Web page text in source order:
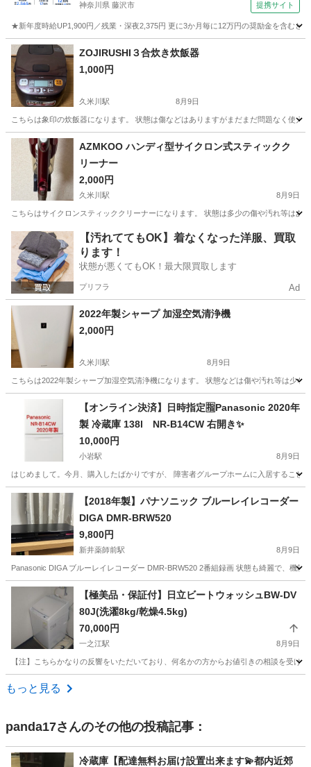
神奈川県 藤沢市 提携サイト
★新年度時給UP1,900円／残業・深夜2,375円 更に3か月毎に12万円の奨励金を含む
神奈川 藤沢市 ZOJIRUSHI３合炊き炊飯器
1,000円
久米川駅 8月9日
こちらは象印の炊飯器になります。 状態は傷などはありますがまだまだ問題なく使
東京 東村山市 キッチン家電
AZMKOO ハンディ型サイクロン式スティックク
リーナー
2,000円
久米川駅 8月9日
こちらはサイクロンスティッククリーナーになります。 状態は多少の傷や汚れ等は
東京 東村山市 久米川駅 生活家電
【汚れててもOK】着なくなった洋服、買取
ります！
状態が悪くてもOK！最大限買取します
プリフラ Ad
2022年製シャープ 加湿空気清浄機
2,000円
久米川駅 8月9日
こちらは2022年製シャープ加湿空気清浄機になります。 状態などは傷や汚れ等は少
東村山市 久米川駅 季節、空調家電
【オンライン決済】日時指定🈯️Panasonic 2020年
製 冷蔵庫 138l NR-B14CW 右開き✨️
10,000円
小岩駅 8月9日
はじめまして。今月、購入したばかりですが、 障害者グループホームに入居するこ
東京 江戸川区 小岩駅 キッチン家電
【2018年製】パナソニック ブルーレイレコーダー
DIGA DMR-BRW520
9,800円
新井薬師前駅 8月9日
Panasonic DIGA ブルーレイレコーダー DMR-BRW520 2番組録画 状態も綺麗で、機
東京 中野区 新井薬師前駅 映像プレーヤー、レコーダー
【極美品・保証付】日立ビートウォッシュBW-DV
80J(洗濯8kg/乾燥4.5kg)
70,000円
一之江駅 8月9日
【注】こちらかなりの反響をいただいており、何名かの方からお値引きの相談を受
東京 江戸川区
もっと見る
panda17さんのその他の投稿記事：
冷蔵庫【配達無料お届け設置出来ます💫都内近郊